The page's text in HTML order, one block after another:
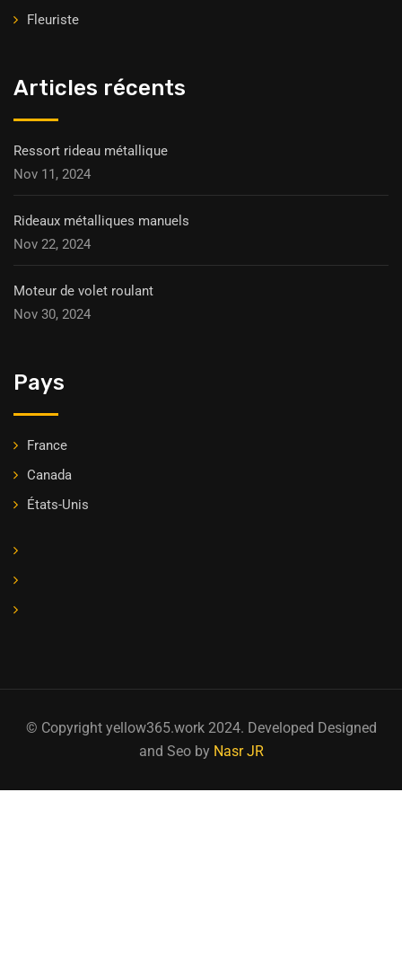
Fleuriste
Articles récents
Ressort rideau métallique
Nov 11, 2024
Rideaux métalliques manuels
Nov 22, 2024
Moteur de volet roulant
Nov 30, 2024
Pays
France
Canada
États-Unis
© Copyright yellow365.work 2024. Developed Designed
and Seo by Nasr JR